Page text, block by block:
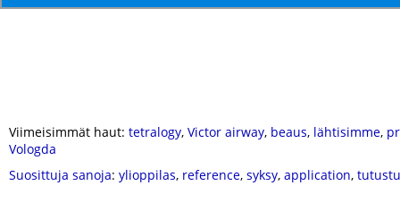
Viimeisimmät haut: tetralogy, Victor airway, beaus, lähtisimme,
Vologda
Suosittuja sanoja: ylioppilas, reference, syksy, application,